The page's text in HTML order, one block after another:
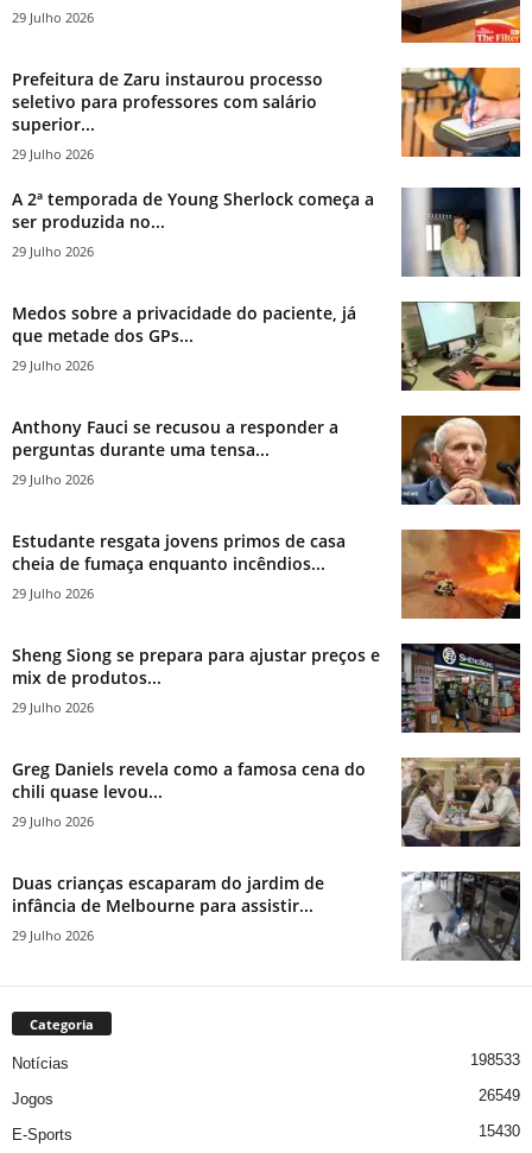
29 Julho 2026
Prefeitura de Zaru instaurou processo
seletivo para professores com salário
superior...
29 Julho 2026
A 2ª temporada de Young Sherlock começa a
ser produzida no...
29 Julho 2026
Medos sobre a privacidade do paciente, já
que metade dos GPs...
29 Julho 2026
Anthony Fauci se recusou a responder a
perguntas durante uma tensa...
29 Julho 2026
Estudante resgata jovens primos de casa
cheia de fumaça enquanto incêndios...
29 Julho 2026
Sheng Siong se prepara para ajustar preços e
mix de produtos...
29 Julho 2026
Greg Daniels revela como a famosa cena do
chili quase levou...
29 Julho 2026
Duas crianças escaparam do jardim de
infância de Melbourne para assistir...
29 Julho 2026
Categoria
Notícias 198533
Jogos 26549
E-Sports 15430